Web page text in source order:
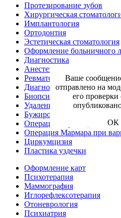
Протезирование зубов
Хирургическая
Имплантология
Ортодонтия
Эстетическая стоматология
Оформление больничного
Диагностика
Анестезиология-
Ревматология
Диагностическая,
Биопсия шейки матки
Удаление кисты влагалища
Бужирование уретры
Операция варикоцеле
Операция Мармара при
Циркумцизия
Пластика уздечки
Оформление карт
Психотерапия
Маммография
Иглорефлексотерапия
Отоневрология
Психиатрия
Ваше
отправлено на
его проверки
ОК